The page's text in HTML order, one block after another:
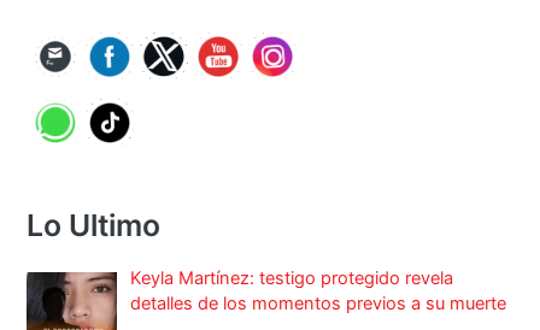
Lo Ultimo
Keyla Martínez: testigo protegido revela
detalles de los momentos previos a su muerte